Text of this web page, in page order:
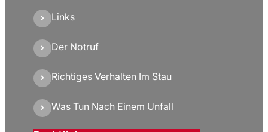
Links
Der Notruf
Richtiges Verhalten Im Stau
Was Tun Nach Einem Unfall